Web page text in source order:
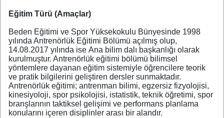
Eğitim Türü (Amaçlar)
Beden Eğitimi ve Spor Yüksekokulu Bünyesinde 1998
yılında Antrenörlük Eğitimi Bölümü açılmış olup,
14.08.2017 yılında ise Ana bilim dalı başkanlığı olarak
kurulmuştur. Antrenörlük eğitimi bölümü bilimsel
yöntemlere dayanan eğitim sistemiyle öğrencilere teorik
ve pratik bilgilerini geliştiren dersler sunmaktadır.
Antrenörlük eğitimi; antrenman bilimi, egzersiz fizyolojisi,
kinesiyoloji, spor psikolojisi, istatistik, teknik öğretimi, spor
branşlarının taktiksel gelişimi ve performans planlama
konularını içeren disiplinler arası bir alandır.